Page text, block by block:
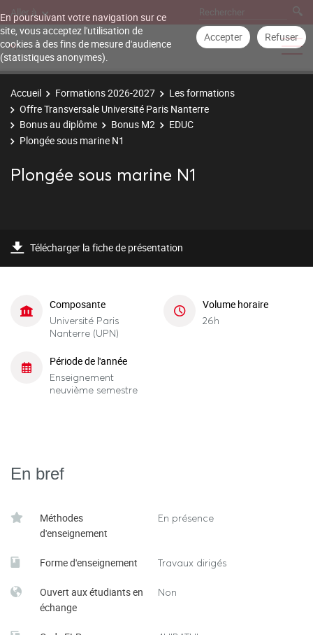
En poursuivant votre navigation sur ce
site, vous acceptez l'utilisation de
cookies à des fins de mesure d'audience
(statistiques anonymes).
Accepter Refuser
Aller à
Accueil Formations 2026-2027
Les formations
Offre Transversale Université Paris Nanterre
Bonus au diplôme
Bonus M2
EDUC
Plongée sous marine N1
Plongée sous marine N1
Télécharger la fiche de présentation
Composante
Université Paris
Nanterre (UPN)
Volume horaire
26h
Période de l'année
Enseignement
neuvième semestre
En bref
Méthodes
d'enseignement
En présence
Forme d'enseignement Travaux dirigés
Ouvert aux étudiants en
échange
Non